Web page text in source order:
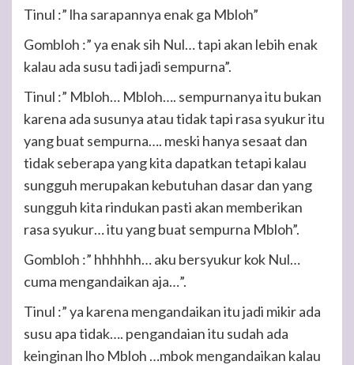
Tinul :” lha sarapannya enak ga Mbloh”
Gombloh :” ya enak sih Nul… tapi akan lebih enak
kalau ada susu tadi jadi sempurna”.
Tinul :” Mbloh… Mbloh…. sempurnanya itu bukan
karena ada susunya atau tidak tapi rasa syukur itu
yang buat sempurna…. meski hanya sesaat dan
tidak seberapa yang kita dapatkan tetapi kalau
sungguh merupakan kebutuhan dasar dan yang
sungguh kita rindukan pasti akan memberikan
rasa syukur… itu yang buat sempurna Mbloh”.
Gombloh :” hhhhhh… aku bersyukur kok Nul…
cuma mengandaikan aja…”.
Tinul :” ya karena mengandaikan itu jadi mikir ada
susu apa tidak…. pengandaian itu sudah ada
keinginan lho Mbloh …mbok mengandaikan kalau